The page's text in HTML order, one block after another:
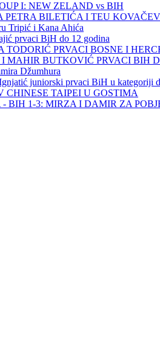
I: NEW ZELAND vs BIH
PETRA BILETIĆA I TEU
Tripić i Kana Ahića
prvaci BiH do 12 godina
TODORIĆ PRVACI BOSNE I
MAHIR BUTKOVIĆ PRVACI BIH
Džumhura
juniorski prvaci BiH u kategoriji
CHINESE TAIPEI U GOSTIMA
BIH 1-3: MIRZA I DAMIR ZA